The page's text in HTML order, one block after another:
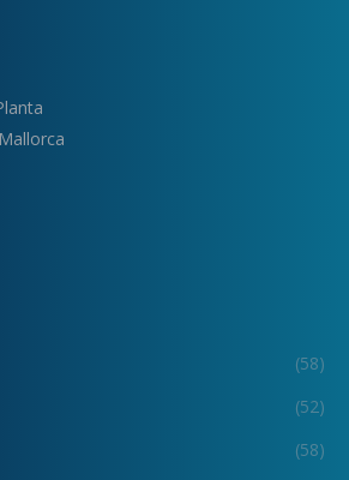
(58)
(52)
(58)